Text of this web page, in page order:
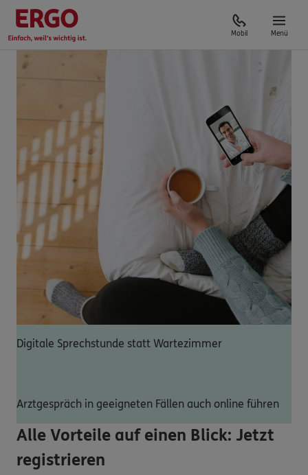
Mobil Menü
Digitale Sprechstunde statt Wartezimmer
Arztgespräch in geeigneten Fällen auch online führen
Alle Vorteile auf einen Blick: Jetzt
registrieren